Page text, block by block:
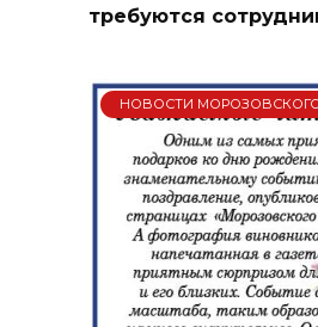
требуются
НОВОСТИ